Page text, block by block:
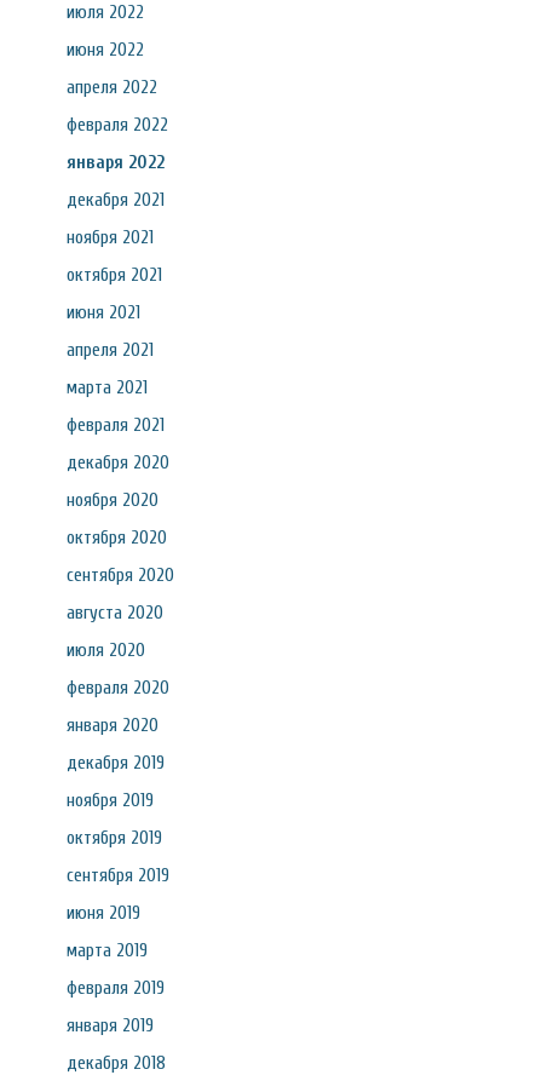
июля 2022
июня 2022
апреля 2022
февраля 2022
января 2022
декабря 2021
ноября 2021
октября 2021
июня 2021
апреля 2021
марта 2021
февраля 2021
декабря 2020
ноября 2020
октября 2020
сентября 2020
августа 2020
июля 2020
февраля 2020
января 2020
декабря 2019
ноября 2019
октября 2019
сентября 2019
июня 2019
марта 2019
февраля 2019
января 2019
декабря 2018